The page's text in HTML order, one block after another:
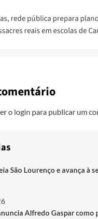
rede pública prepara
reais em escolas de
o login para publicar um
São Lourenço e avança à
Alfredo Gaspar como